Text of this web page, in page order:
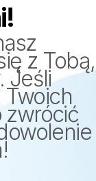
z Tobą,
Jeśli
Twoich
zwrócić